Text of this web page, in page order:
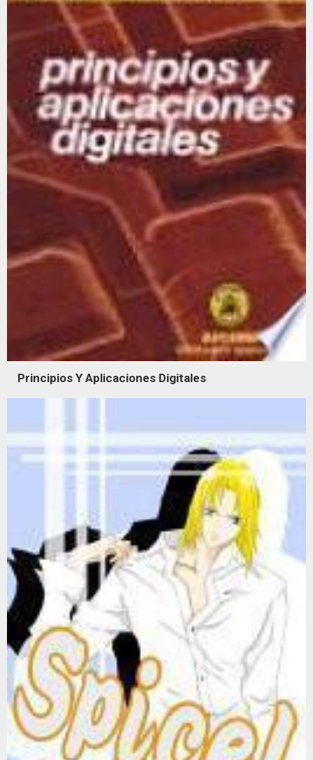
Principios Y Aplicaciones Digitales